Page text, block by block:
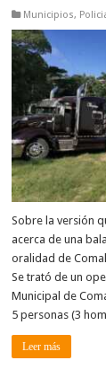
Municipios,
Sobre la versión
acerca de una
oralidad de
Se trató de un
Municipal de
5 personas (3
Leer más